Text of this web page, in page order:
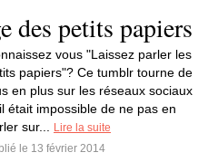
des petits papiers
vous "Laissez parler les
papiers"? Ce tumblr tourne de
en plus sur les réseaux sociaux
était impossible de ne pas en
sur...
Lire la suite
le 13 février 2014